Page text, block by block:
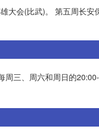
大会(比武)。 第五周长安
三、周六和周日的